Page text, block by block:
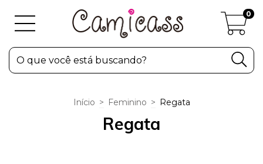
0
Início > Feminino > Regata
Regata